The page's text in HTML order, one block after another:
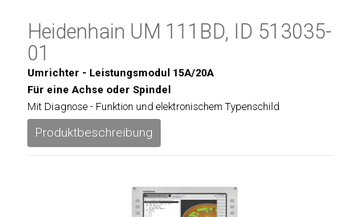
Heidenhain UM 111BD, ID 513035-
01
Umrichter - Leistungsmodul 15A/20A
Für eine Achse oder Spindel
Mit Diagnose - Funktion und elektronischem Typenschild
Produktbeschreibung